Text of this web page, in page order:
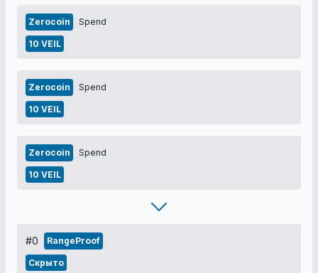
Zerocoin Spend
10 VEIL
Zerocoin Spend
10 VEIL
Zerocoin Spend
10 VEIL
#0 RangeProof
Скрыто